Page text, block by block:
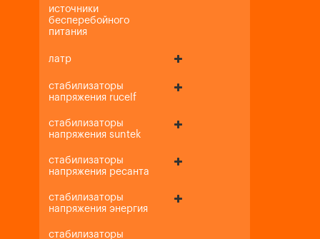
источники
бесперебойного
питания
латр
стабилизаторы
напряжения rucelf
стабилизаторы
напряжения suntek
стабилизаторы
напряжения ресанта
стабилизаторы
напряжения энергия
стабилизаторы